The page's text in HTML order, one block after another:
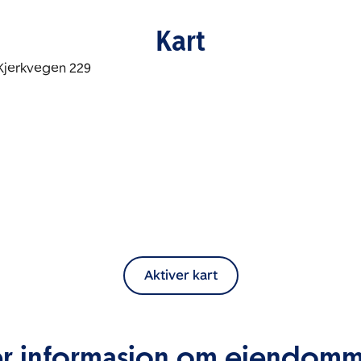
Kart
Aktiver kart